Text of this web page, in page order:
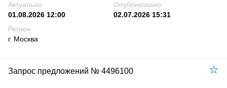
Актуально
01.08.2026 12:00
Опубликовано
02.07.2026 15:31
Регион
г. Москва
Запрос предложений № 4496100